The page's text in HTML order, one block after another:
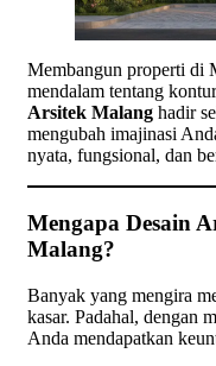
Membangun properti di
mendalam tentang
Arsitek Malang hadir
mengubah imajinasi
nyata, fungsional, dan
Mengapa Desain
Malang?
Banyak yang mengira
kasar. Padahal, dengan
Anda mendapatkan